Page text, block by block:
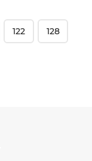
122 128